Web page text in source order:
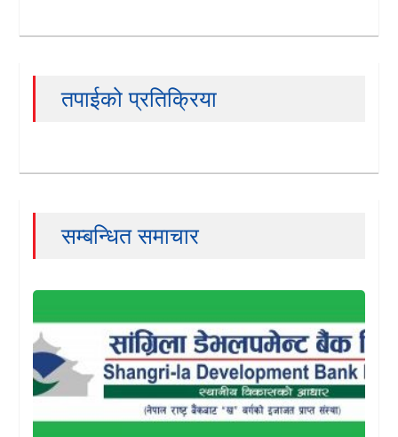
तपाईको प्रतिक्रिया
सम्बन्धित समाचार